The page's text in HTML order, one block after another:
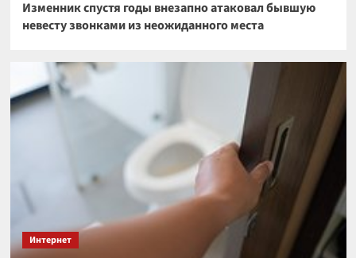
Изменник спустя годы внезапно атаковал бывшую
невесту звонками из неожиданного места
Интернет